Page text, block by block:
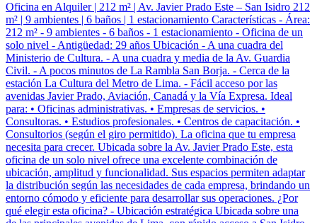
Oficina en Alquiler | 212 m² | Av. Javier Prado Este – San Isidro 212
m² | 9 ambientes | 6 baños | 1 estacionamiento Características - Área:
212 m² - 9 ambientes - 6 baños - 1 estacionamiento - Oficina de un
solo nivel - Antigüedad: 29 años Ubicación - A una cuadra del
Ministerio de Cultura. - A una cuadra y media de la Av. Guardia
Civil. - A pocos minutos de La Rambla San Borja. - Cerca de la
estación La Cultura del Metro de Lima. - Fácil acceso por las
avenidas Javier Prado, Aviación, Canadá y la Vía Expresa. Ideal
para: • Oficinas administrativas. • Empresas de servicios. •
Consultoras. • Estudios profesionales. • Centros de capacitación. •
Consultorios (según el giro permitido). La oficina que tu empresa
necesita para crecer. Ubicada sobre la Av. Javier Prado Este, esta
oficina de un solo nivel ofrece una excelente combinación de
ubicación, amplitud y funcionalidad. Sus espacios permiten adaptar
la distribución según las necesidades de cada empresa, brindando un
entorno cómodo y eficiente para desarrollar sus operaciones. ¿Por
qué elegir esta oficina? - Ubicación estratégica Ubicada sobre una